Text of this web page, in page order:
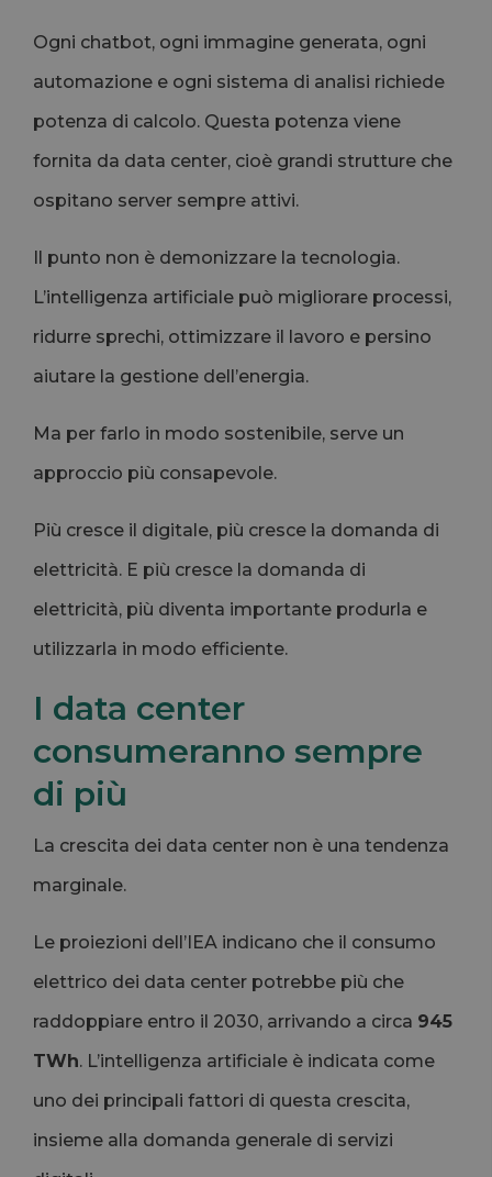
Ogni chatbot, ogni immagine generata, ogni
automazione e ogni sistema di analisi richiede
potenza di calcolo. Questa potenza viene
fornita da data center, cioè grandi strutture che
ospitano server sempre attivi.
Il punto non è demonizzare la tecnologia.
L’intelligenza artificiale può migliorare processi,
ridurre sprechi, ottimizzare il lavoro e persino
aiutare la gestione dell’energia.
Ma per farlo in modo sostenibile, serve un
approccio più consapevole.
Più cresce il digitale, più cresce la domanda di
elettricità. E più cresce la domanda di
elettricità, più diventa importante produrla e
utilizzarla in modo efficiente.
I data center
consumeranno sempre
di più
La crescita dei data center non è una tendenza
marginale.
Le proiezioni dell’IEA indicano che il consumo
elettrico dei data center potrebbe più che
raddoppiare entro il 2030, arrivando a circa 945
TWh. L’intelligenza artificiale è indicata come
uno dei principali fattori di questa crescita,
insieme alla domanda generale di servizi